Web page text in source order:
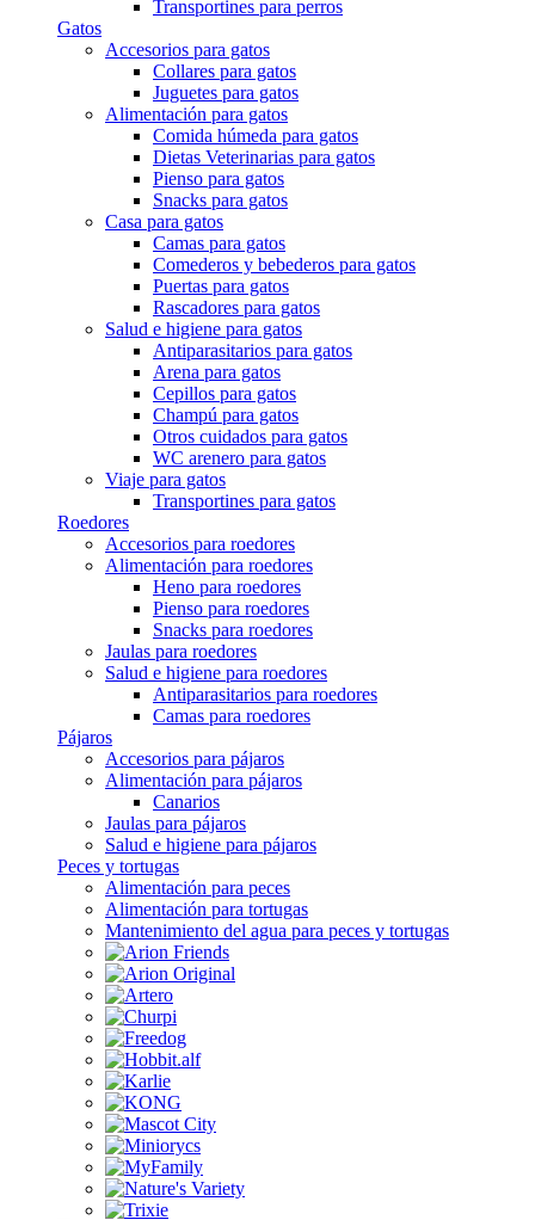
Transportines para perros
Gatos
Accesorios para gatos
Collares para gatos
Juguetes para gatos
Alimentación para gatos
Comida húmeda para gatos
Dietas Veterinarias para gatos
Pienso para gatos
Snacks para gatos
Casa para gatos
Camas para gatos
Comederos y bebederos para gatos
Puertas para gatos
Rascadores para gatos
Salud e higiene para gatos
Antiparasitarios para gatos
Arena para gatos
Cepillos para gatos
Champú para gatos
Otros cuidados para gatos
WC arenero para gatos
Viaje para gatos
Transportines para gatos
Roedores
Accesorios para roedores
Alimentación para roedores
Heno para roedores
Pienso para roedores
Snacks para roedores
Jaulas para roedores
Salud e higiene para roedores
Antiparasitarios para roedores
Camas para roedores
Pájaros
Accesorios para pájaros
Alimentación para pájaros
Canarios
Jaulas para pájaros
Salud e higiene para pájaros
Peces y tortugas
Alimentación para peces
Alimentación para tortugas
Mantenimiento del agua para peces y tortugas